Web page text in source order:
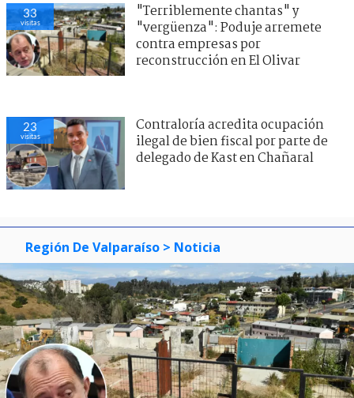
33
visitas
"Terriblemente chantas" y
"vergüenza": Poduje arremete
contra empresas por
reconstrucción en El Olivar
23
visitas
Contraloría acredita ocupación
ilegal de bien fiscal por parte de
delegado de Kast en Chañaral
Región De Valparaíso > Noticia